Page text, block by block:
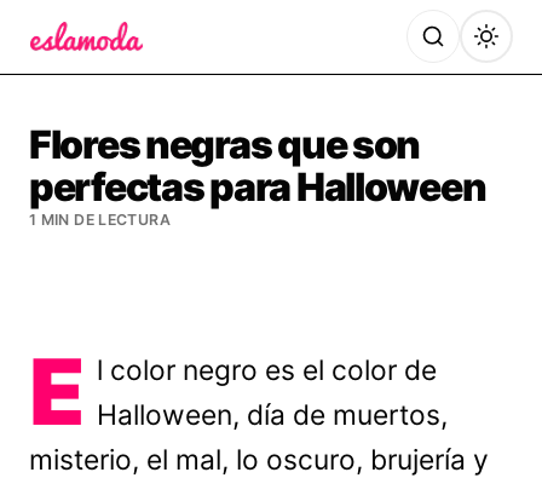
Flores negras que son
perfectas para Halloween
1 MIN DE LECTURA
E l color negro es el color de
Halloween, día de muertos,
misterio, el mal, lo oscuro, brujería y